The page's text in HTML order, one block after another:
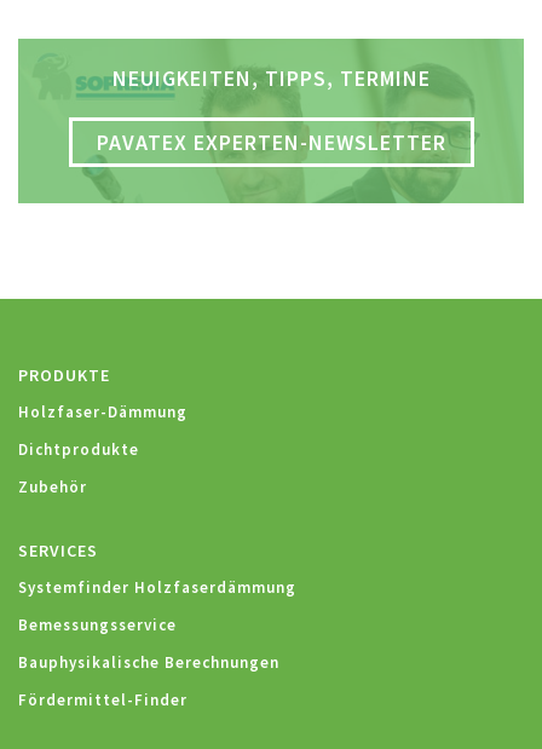
NEUIGKEITEN, TIPPS, TERMINE
PAVATEX EXPERTEN-NEWSLETTER
PRODUKTE
Holzfaser-Dämmung
Dichtprodukte
Zubehör
SERVICES
Systemfinder Holzfaserdämmung
Bemessungsservice
Bauphysikalische Berechnungen
Fördermittel-Finder